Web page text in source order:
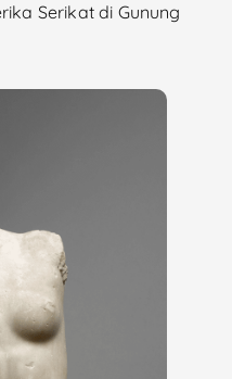
Serikat di Gunung